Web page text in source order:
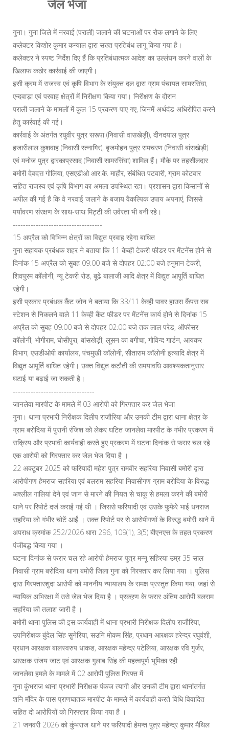
जेल भेजा
‎‎गुना। गुना जिले में नरवाई (पराली) जलाने की घटनाओं पर रोक लगाने के लिए
कलेक्टर किशोर कुमार कन्याल द्वारा सख्त प्रतिबंध लागू किया गया है।
कलेक्टर ने स्पष्ट निर्देश दिए हैं कि प्रतिबंधात्मक आदेश का उल्लंघन करने वालों के
खिलाफ कठोर कार्रवाई की जाएगी।
इसी क्रम में राजस्व एवं कृषि विभाग के संयुक्त दल द्वारा ग्राम पंचायत सामरसिंघा,
एन्दवाड़ा एवं परवाह क्षेत्रों में निरीक्षण किया गया। निरीक्षण के दौरान
पराली जलाने के मामलों में कुल 15 प्रकरण पाए गए, जिनमें अर्थदंड अधिरोपित करने
हेतु कार्रवाई की गई।
कार्रवाई के अंतर्गत रघुवीर पुत्र सरूपा (निवासी वासखेड़ी), दीनदयाल पुत्र
हजारीलाल कुशवाह (निवासी रत्नागिर), बृजमोहन पुत्र रामचरण (निवासी बांसखेड़ी)
एवं मनोज पुत्र द्वारकाप्रसाद (निवासी सामरसिंघा) शामिल हैं। मौके पर तहसीलदार
बमोरी देवदत्त गोलिया, एसएडीओ आर.के. माहौर, संबंधित पटवारी, ग्राम कोटवार
सहित राजस्व एवं कृषि विभाग का अमला उपस्थित रहा। प्रशासन द्वारा किसानों से
अपील की गई है कि वे नरवाई जलाने के बजाय वैकल्पिक उपाय अपनाएं, जिससे
पर्यावरण संरक्षण के साथ-साथ मिट्टी की उर्वरता भी बनी रहे।
-----------------------------------
15 अप्रैल को विभिन्‍न क्षेत्रों का विद्युत प्रवाह रहेगा बाधित
‎‎गुना सहायक प्रबंधक शहर ने बताया कि 11 केव्‍ही टेकरी फीडर पर मेंटनेंस होने से
दिनांक 15 अप्रैल को सुबह 09:00 बजे से दोपहर 02:00 बजे हनुमान टेकरी,
शिवपुरम कॉलोनी, न्‍यू टेकरी रोड, बूढे़ बालाजी आदि क्षेत्र में विद्युत आपूर्ति बाधित
रहेगी।
इसी प्रकार प्रबंधक कैंट जोन ने बताया कि 33/11 केव्‍ही पावर हाउस कैंपस सब
स्‍टेशन से निकलने वाले 11 केव्‍ही कैंट फीडर पर मेंटनेंस कार्य होने से दिनांक 15
अप्रैल को सुबह 09:00 बजे से दोपहर 02:00 बजे तक लाल परेड, ऑफीसर
कॉलोनी, भोगीराम, घोसीपुरा, बांसखेड़ी, लूसन का बगीचा, गोविन्द गार्डन, आयकर
विभाग, एसडीओपी कार्यालय, पं​चमुखी कॉलोनी, सीताराम कॉलोनी इत्यादि क्षेत्र में
विद्युत आपूर्ति बाधित रहेगी। उक्त विद्युत कटौती की समयावधि आवश्यकतानुसार
घटाई या बढ़ाई जा सकती है।
--------------------------------
जानलेवा मारपीट के मामले में 03 आरोपी को गिरफ्तार कर जेल भेजा
गुना। थाना प्रभारी निरीक्षक दिलीप राजौरिया और उनकी टीम द्वारा थाना क्षेत्र के
ग्राम बरोदिया में पुरानी रंजिश को लेकर घटित जानलेवा मारपीट के गंभीर प्रकरण में
सक्रिय और प्रभावी कार्यवाही करते हुए प्रकरण में घटना दिनांक से फरार चल रहे
एक आरोपी को गिरफ्तार कर जेल भेज दिया है ।
22 अक्टूबर 2025 को फरियादी महेश पुत्र रामवीर सहरिया निवासी बमोरी द्वारा
आरोपीगण हेमराज सहरिया एवं बलराम सहरिया निवासीगण ग्राम बरोदिया के विरुद्ध
अश्लील गालियां देने एवं जान से मारने की नियत से चाकू से हमला करने की बमोरी
थाने पर रिपोर्ट दर्ज कराई गई थी । जिससे फरियादी एवं उसके फुफेरे भाई धनराज
सहरिया को गंभीर चोटें आईं । उक्त रिपोर्ट पर से आरोपीगणों के विरुद्ध बमोरी थाने में
अपराध क्रमांक 252/2026 धारा 296, 109(1), 3(5) बीएनएस के तहत प्रकरण
पंजीबद्ध किया गया ।
घटना दिनांक से फरार चल रहे आरोपी हेमराज पुत्र मन्नू सहिरया उम्र 35 साल
निवासी ग्राम बरोदिया थाना बमोरी जिला गुना को गिरफ्तार कर लिया गया । पुलिस
द्वारा गिरफ्तारशुदा आरोपी को माननीय न्यायालय के समक्ष प्रस्तुत किया गया, जहां से
न्यायिक अभिरक्षा में उसे जेल भेज दिया है । प्रकऱण के फरार अंतिम आरोपी बलराम
सहरिया की तलाश जारी है ।
बमोरी थाना पुलिस की इस कार्यवाही में थाना प्रभारी निरीक्षक दिलीप राजौरिया,
उपनिरीक्षक बुंदेल सिंह सुनेरिया, सउनि मोकम सिंह, प्रधान आरक्षक हरेन्द्र रघुवंशी,
प्रधान आरक्षक बालस्वरुप धाकड, आरक्षक महेन्द्र पटेलिया, आरक्षक रवि गुर्जर,
आरक्षक संजय जाट एवं आरक्षक गुलाब सिंह की महत्वपूर्ण भूमिका रही
जानलेवा हमले के मामले में 02 आरोपी पुलिस गिरफ्त में
गुना कुंभराज थाना प्रभारी निरीक्षक पंकज त्यागी और उनकी टीम द्वारा थानांतर्गत
शनि मंदिर के पास प्राणघातक मारपीट के मामले में कार्यवाही करते विधि विवादित
सहित दो आरोपियों को गिरफ्तार किया गया है ।
21 जनवरी 2026 को कुंभराज थाने पर फरियादी हेमन्त पुत्र महेन्द्र कुमार मैथिल